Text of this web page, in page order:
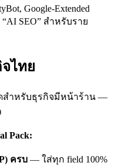
Google-Extended
“AI SEO” สำหรับราย
ไทย
ดสำหรับธุรกิจมีหน้าร้าน —
Pack:
ครบ — ใส่ทุก field 100%